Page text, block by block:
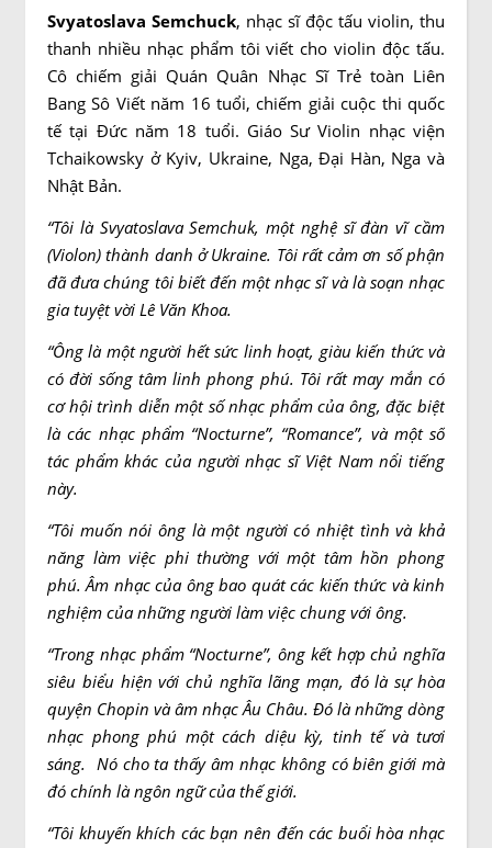
Svyatoslava Semchuck, nhạc sĩ độc tấu violin, thu
thanh nhiều nhạc phẩm tôi viết cho violin độc tấu.
Cô chiếm giải Quán Quân Nhạc Sĩ Trẻ toàn Liên
Bang Sô Viết năm 16 tuổi, chiếm giải cuộc thi quốc
tế tại Đức năm 18 tuổi. Giáo Sư Violin nhạc viện
Tchaikowsky ở Kyiv, Ukraine, Nga, Đại Hàn, Nga và
Nhật Bản.
“Tôi là Svyatoslava Semchuk, một nghệ sĩ đàn vĩ cầm
(Violon) thành danh ở Ukraine. Tôi rất cảm ơn số phận
đã đưa chúng tôi biết đến một nhạc sĩ và là soạn nhạc
gia tuyệt vời Lê Văn Khoa.
“Ông là một người hết sức linh hoạt, giàu kiến thức và
có đời sống tâm linh phong phú. Tôi rất may mắn có
cơ hội trình diễn một số nhạc phẩm của ông, đặc biệt
là các nhạc phẩm “Nocturne”, “Romance”, và một số
tác phẩm khác của người nhạc sĩ Việt Nam nổi tiếng
này.
“Tôi muốn nói ông là một người có nhiệt tình và khả
năng làm việc phi thường với một tâm hồn phong
phú. Âm nhạc của ông bao quát các kiến thức và kinh
nghiệm của những người làm việc chung với ông.
“Trong nhạc phẩm “Nocturne”, ông kết hợp chủ nghĩa
siêu biểu hiện với chủ nghĩa lãng mạn, đó là sự hòa
quyện Chopin và âm nhạc Âu Châu. Đó là những dòng
nhạc phong phú một cách diệu kỳ, tinh tế và tươi
sáng. Nó cho ta thấy âm nhạc không có biên giới mà
đó chính là ngôn ngữ của thế giới.
“Tôi khuyến khích các bạn nên đến các buổi hòa nhạc